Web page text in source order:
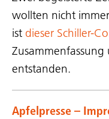
wollten nicht
ist dieser Schiller-
entstanden.
Apfelpresse –